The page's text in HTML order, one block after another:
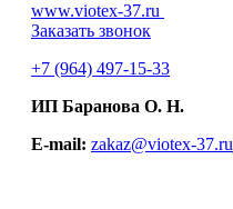
www.viotex-37.ru
Заказать звонок
+7 (964) 497-15-33
ИП Баранова О. Н.
E-mail: zakaz@viotex-37.ru